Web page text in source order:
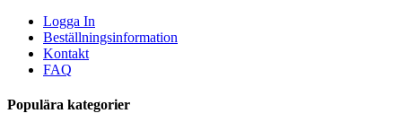
Logga In
Beställningsinformation
Kontakt
FAQ
Populära kategorier